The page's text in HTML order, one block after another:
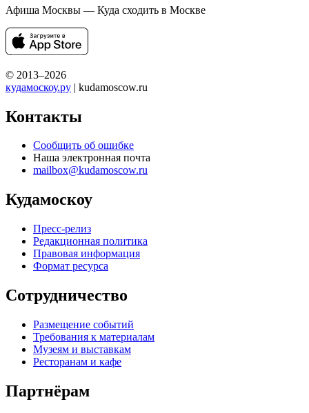
Афиша Москвы — Куда сходить в Москве
© 2013–2026
кудамоскоу.ру | kudamoscow.ru
Контакты
Сообщить об ошибке
Наша электронная почта
mailbox@kudamoscow.ru
Кудамоскоу
Пресс-релиз
Редакционная политика
Правовая информация
Формат ресурса
Сотрудничество
Размещение событий
Требования к материалам
Музеям и выставкам
Ресторанам и кафе
Партнёрам